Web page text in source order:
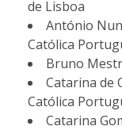
de Lisboa
António
Católica
Bruno
Catarina de
Católica
Catarina